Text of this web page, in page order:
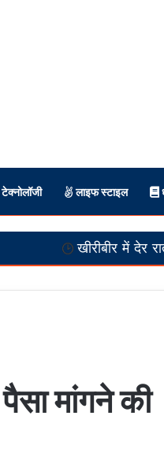
टेक्नोलॉजी लाइफ स्टाइल
में देर रात तक चला
मांगने की